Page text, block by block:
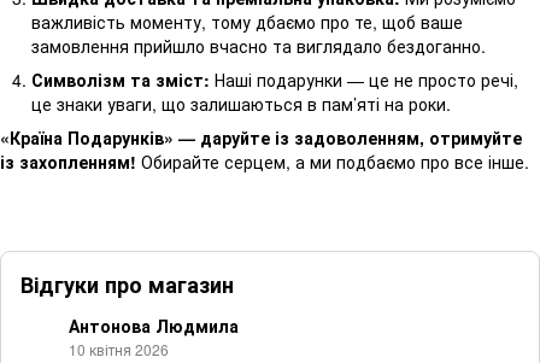
важливість моменту, тому дбаємо про те, щоб ваше
замовлення прийшло вчасно та виглядало бездоганно.
Символізм та зміст: Наші подарунки — це не просто речі,
це знаки уваги, що залишаються в пам’яті на роки.
«Країна Подарунків» — даруйте із задоволенням, отримуйте
із захопленням! Обирайте серцем, а ми подбаємо про все інше.
Відгуки про магазин
Антонова Людмила
10 квітня 2026